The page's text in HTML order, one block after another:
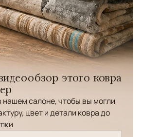
этого ковра
салоне, чтобы вы могли
цвет и детали ковра до